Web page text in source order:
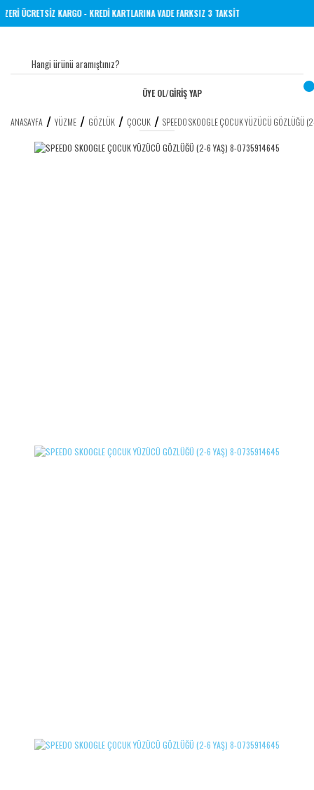
ÜZERİ ÜCRETSİZ KARGO - KREDİ KARTLARINA VADE FARKSIZ 3 TAKSİT
ÜYE OL/GİRİŞ YAP
ANASAYFA YÜZME GÖZLÜK ÇOCUK SPEEDO SKOOGLE ÇOCUK YÜZÜCÜ